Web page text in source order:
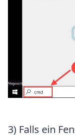
3) Falls ein